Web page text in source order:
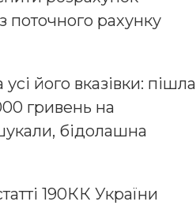
поточного рахунку
його вказівки: пішла
гривень на
бідолашна
190КК України